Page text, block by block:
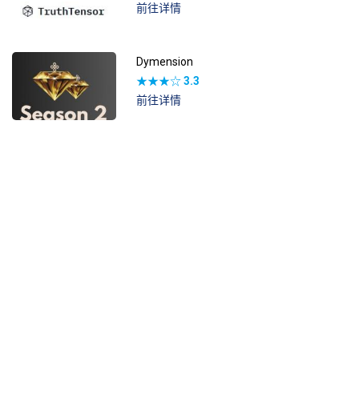
前往详情
Dymension
★★★☆3.3
前往详情